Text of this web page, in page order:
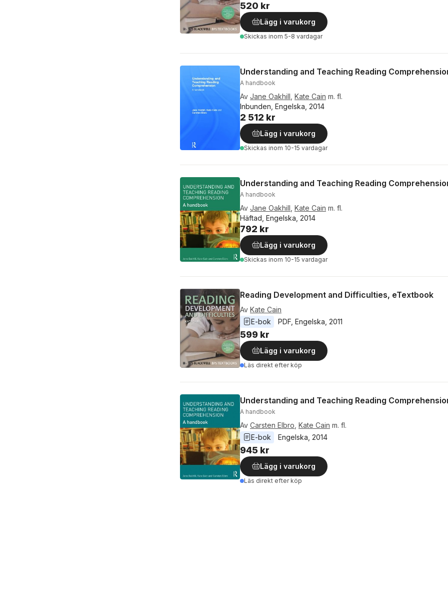
520 kr
Lägg i varukorg
Skickas inom 5-8 vardagar
Understanding and Teaching Reading
A handbook
Av Jane Oakhill Kate Cain m. fl.
Inbunden, Engelska, 2014
2 512 kr
Lägg i varukorg
Skickas inom 10-15 vardagar
Understanding and Teaching Reading
A handbook
Av Jane Oakhill Kate Cain m. fl.
Häftad, Engelska, 2014
792 kr
Lägg i varukorg
Skickas inom 10-15 vardagar
Reading Development and Difficulties, eTextbook
Av Kate Cain
E-bok
PDF Engelska 2011
599 kr
Lägg i varukorg
Läs direkt efter köp
Understanding and Teaching Reading
A handbook
Av Carsten Elbro Kate Cain m. fl.
E-bok
Engelska 2014
945 kr
Lägg i varukorg
Läs direkt efter köp